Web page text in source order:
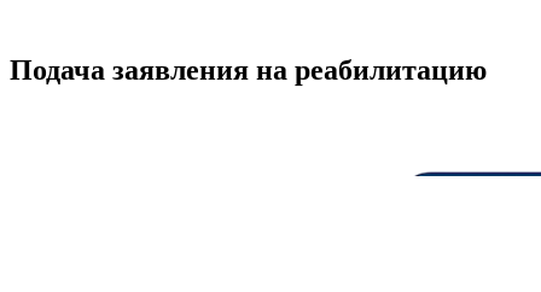
Подача заявления на реабилитацию